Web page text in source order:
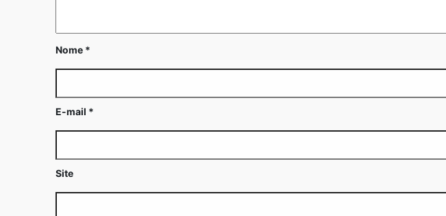
Nome *
E-mail *
Site